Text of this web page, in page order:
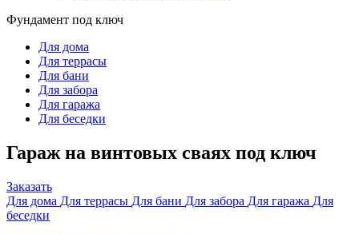
Фундамент под ключ
Для дома
Для террасы
Для бани
Для забора
Для гаража
Для беседки
Гараж на винтовых сваях под ключ
Заказать
Для дома Для террасы Для бани Для забора Для гаража Для
беседки